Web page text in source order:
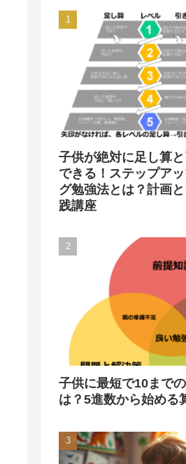
子供が絶対に足し算
できる！ステップア
グ勉強法とは？計画
践講座
子供に最短で10まで
は？5進数から始める